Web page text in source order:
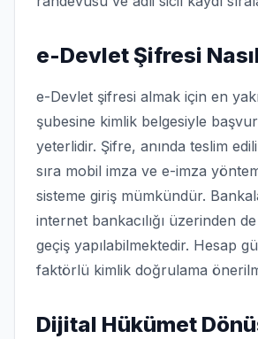
e-Devlet Şifresi Nasıl
e-Devlet şifresi almak için en
şubesine kimlik belgesiyle
yeterlidir. Şifre, anında teslim
sıra mobil imza ve e-imza
sisteme giriş mümkündür.
internet bankacılığı üzerinden
geçiş yapılabilmektedir. Hesap
faktörlü kimlik doğrulama
Dijital Hükümet